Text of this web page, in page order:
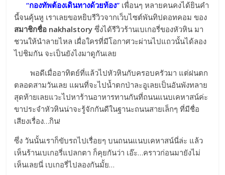
ที่พัก
มากมาย
“กองทัพต้องเดินทางด้วยท้อง” เพื่อนๆ หลายคนคงได้ยินคำ
นี้จนคุ้นหู เราเลยขอหยิบรีวิวจากเว็บไซต์พันทิปดอทคอม ของ
สมาชิกชื่อ nakhalstory ซึ่งได้รีวิวร้านเบเกอรี่ของหัวหิน มา
ชวนให้นำลายไหล เผื่อใครที่มีโอกาศวะผ่านไปแถวนั้นได้ลอง
ไปชิมกัน จะเป็นยังไงมาดูกันเลย
พอดีเมื่ออาทิตย์ที่แล้วไปหัวหินกับครอบครัวมา แต่ฝนตก
ตลอดสามวันเลย แผนที่จะไปน้ำตกป่าละอูเลยเป็นอันพังทลาย
สุดท้ายเลยแวะไปหาร้านอาหารทานกันที่ถนนแนบเคหาสน์ค่ะ
ขาประจำหัวหินน่าจะรู้จักกันดีในฐานะถนนสายเล็กๆ ที่มีชื่อ
เสียงเรื่อง…กิน!
ซึ่ง วันนั้นเราก็ขับรถไปเรื่อยๆ บนถนนแนบเคหาสน์นี่ล่ะ แล้ว
เห็นร้านเบเกอรี่แปลกตา ก็คุยกันว่า เอ๊ะ…คราวก่อนมายังไม่
เห็นเลยนี่ เบเกอรี่ไปลองกันมั้ย…